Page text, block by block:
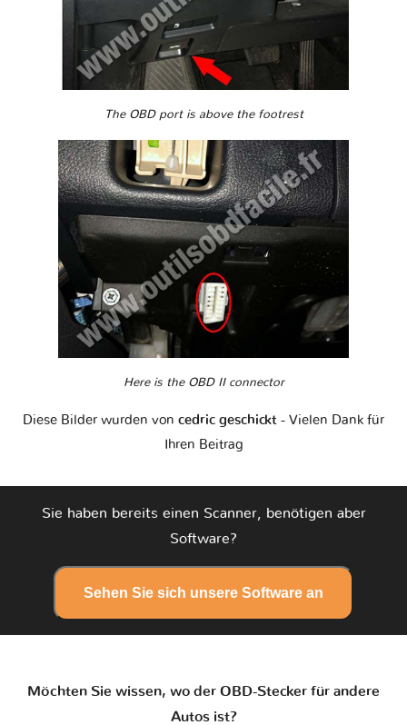
The OBD port is above the footrest
Here is the OBD II connector
Diese Bilder wurden von cedric geschickt - Vielen Dank für
Ihren Beitrag
Sie haben bereits einen Scanner, benötigen aber
Software?
Sehen Sie sich unsere Software an
Möchten Sie wissen, wo der OBD-Stecker für andere
Autos ist?